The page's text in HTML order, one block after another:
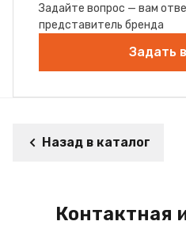
Задайте вопрос — вам
представитель бренда
Задать
Назад в каталог
Контактная